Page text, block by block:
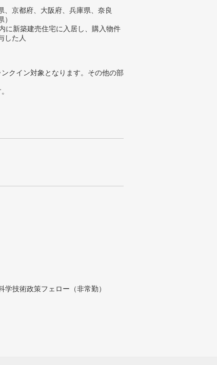
、京都府、大阪府、兵庫県、奈良
に新築建売住宅に入居し、購入物件
した人
クイン対象となります。その他の部
技術政策フェロー（非常勤）